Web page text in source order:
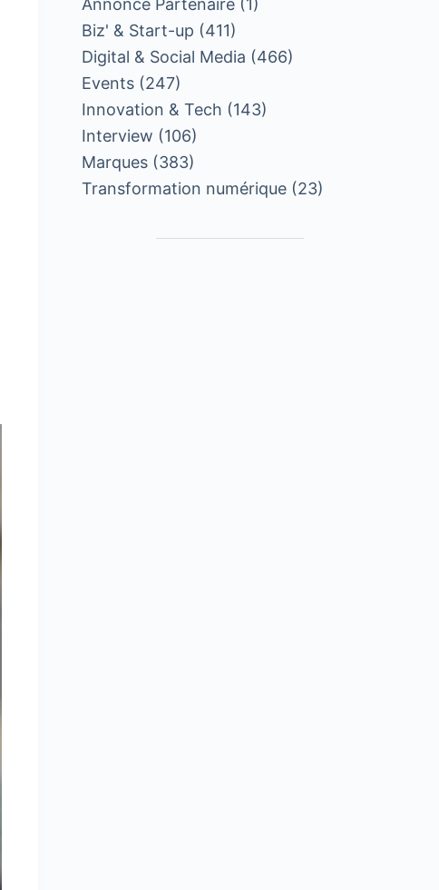
Annonce Partenaire (1)
Biz' & Start-up (411)
Digital & Social Media (466)
Events (247)
Innovation & Tech (143)
Interview (106)
Marques (383)
Transformation numérique (23)